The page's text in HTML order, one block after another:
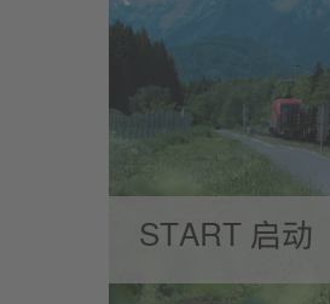
START 启动